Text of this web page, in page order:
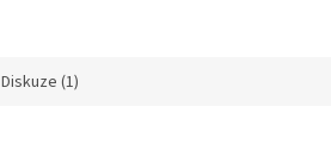
Diskuze (1)